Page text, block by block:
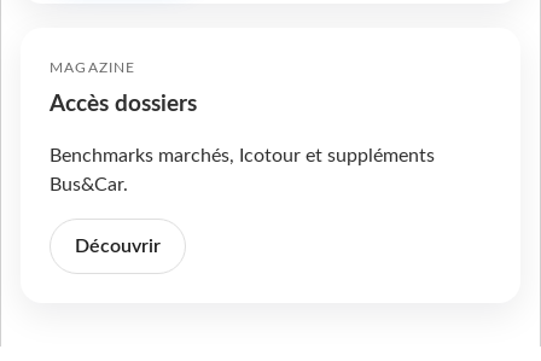
MAGAZINE
Accès dossiers
Benchmarks marchés, Icotour et suppléments
Bus&Car.
Découvrir